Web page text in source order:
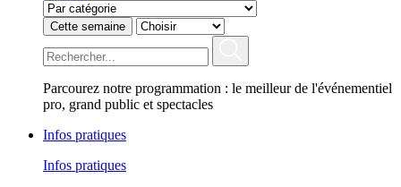
Cette semaine
Parcourez notre programmation : le meilleur de l'événementiel
pro, grand public et spectacles
Infos pratiques
Infos pratiques